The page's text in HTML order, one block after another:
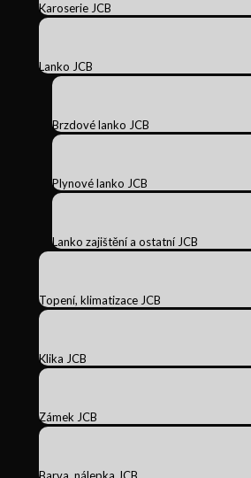
Karoserie JCB
Lanko JCB
Brzdové lanko JCB
Plynové lanko JCB
Lanko zajištění a ostatní JCB
Topení, klimatizace JCB
Klika JCB
Zámek JCB